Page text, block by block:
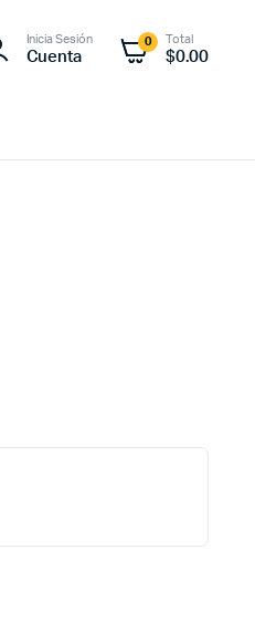
Inicia Sesión
Cuenta
0 Total
$0.00